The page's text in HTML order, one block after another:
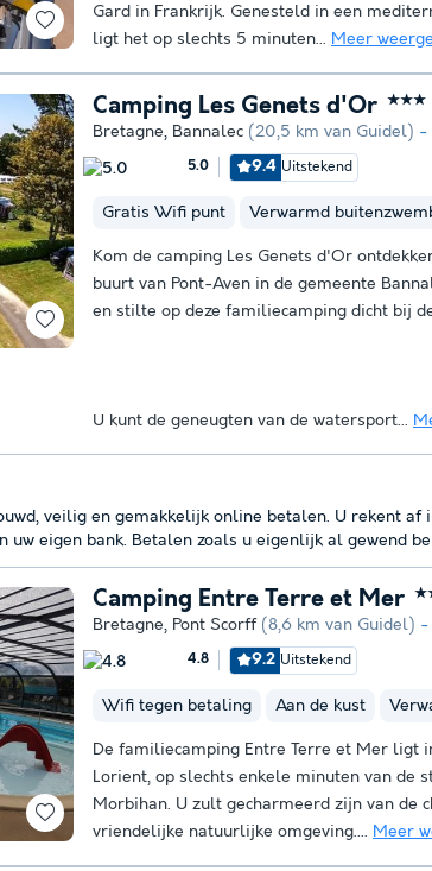
Gard in Frankrijk. Genesteld in een
ligt het op slechts 5 minuten... Meer
Camping Les Genets d'Or ★★★
Bretagne, Bannalec (20,5 km van Guidel)
5.0 9.4 Uitstekend
Gratis Wifi punt Verwarmd
Kom de camping Les Genets d'Or
buurt van Pont-Aven in de gemeente
en stilte op deze familiecamping dicht bij
U kunt de geneugten van de watersport...
Camping Entre Terre et Mer
Bretagne, Pont Scorff (8,6 km van Guidel)
4.8 9.2 Uitstekend
Wifi tegen betaling Aan de kust
De familiecamping Entre Terre et Mer ligt
Lorient, op slechts enkele minuten van de
Morbihan. U zult gecharmeerd zijn van de
vriendelijke natuurlijke omgeving.... Meer
veilig en gemakkelijk online betalen. U rekent
uw eigen bank. Betalen zoals u eigenlijk al gewend